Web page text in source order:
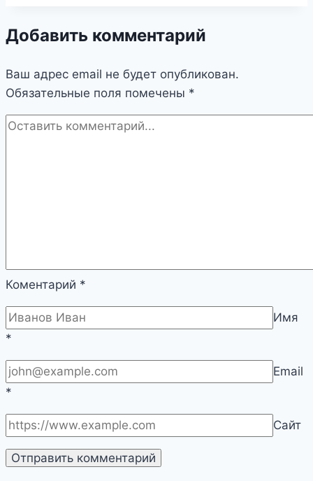
Добавить комментарий
Ваш адрес email не будет опубликован.
Обязательные поля помечены *
Коментарий *
Имя
*
Email
*
Сайт